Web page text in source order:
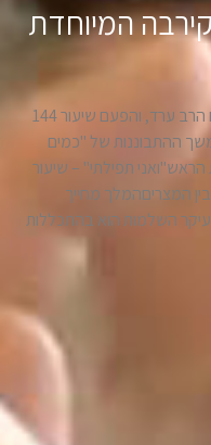
145 – הקירבה המיוחדת
המשך סידרת התניא לדעת את עצמך עם הרב ערד, והפעם שיעור 144
ההתבוננות של "כמים
תפילתי" – שיעור
המצריםהמלך מחייך
ב – ועיקר השלמות הוא בהתכללות